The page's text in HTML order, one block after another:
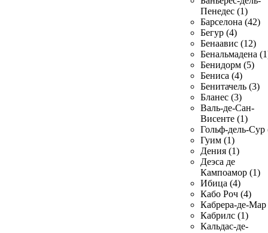
Пенедес (1)
Барселона (42)
Бегур (4)
Бенаавис (12)
Бенальмадена
Бенидорм (5)
Бениса (4)
Бенитачель (3)
Бланес (3)
Валь-де-Сан-
Висенте (1)
Гольф-дель-Сур
Гуим (1)
Дения (1)
Деэса де
Кампоамор (1)
Ибица (4)
Кабо Роч (4)
Кабрера-де-Мар
Кабрилс (1)
Кальдас-де-